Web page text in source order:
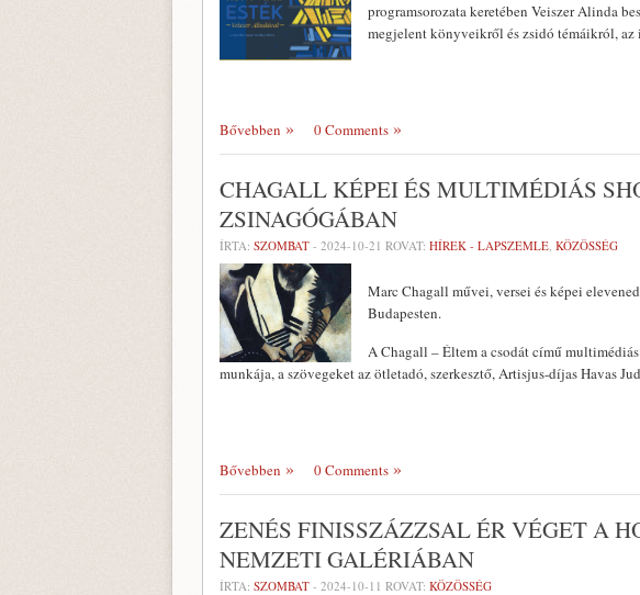
programsorozata keretében Veiszer Alinda
megjelent könyveikről és zsidó témáikról, az
Bővebben 0 Comments
CHAGALL KÉPEI ÉS MULTIMÉDIÁS
ZSINAGÓGÁBAN
ÍRTA: SZOMBAT - 2024-10-21 ROVAT: HÍREK - LAPSZEMLE, KÖZÖSSÉG
Marc Chagall művei, versei és képei
Budapesten.
A Chagall – Éltem a csodát című
munkája, a szövegeket az ötletadó, szerkesztő, Artisjus-díjas Havas
Bővebben 0 Comments
ZENÉS FINISSZÁZZSAL ÉR VÉGET A
NEMZETI GALÉRIÁBAN
ÍRTA: SZOMBAT - 2024-10-11 ROVAT: KÖZÖSSÉG